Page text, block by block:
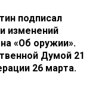
подписал
изменений
«Об оружии».
Думой 21
26 марта.